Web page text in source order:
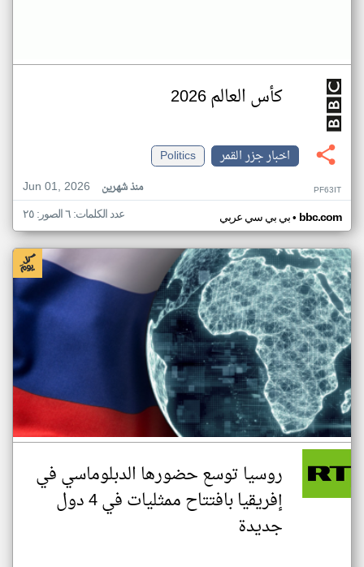
كأس العالم 2026
اخبار جزر القمر
Politics
Jun 01, 2026
منذ شهرين PF63IT
بي بي سي عربي• bbc.com عدد الكلمات: ٦ الصور: ٢٥
روسيا توسع حضورها الدبلوماسي في
إفريقيا بافتتاح ممثليات في 4 دول
جديدة